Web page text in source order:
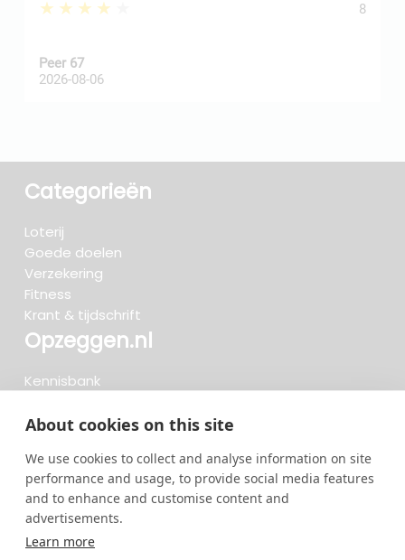
About cookies on this site
We use cookies to collect and analyse information on site
performance and usage, to provide social media features
and to enhance and customise content and
advertisements.
Learn more
★★★★★ 8
Peer 67
2026-08-06
Categorieën
Loterij
Goede doelen
Verzekering
Fitness
Krant & tijdschrift
Opzeggen.nl
Kennisbank
Beoordelingen
Meteen opzeggen